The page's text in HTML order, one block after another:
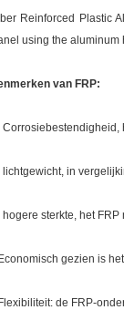
Reinforced Plastic
using the aluminum
van FRP:
Corrosiebestendigheid,
lichtgewicht, in
hogere sterkte, het
gezien is
de FRP-